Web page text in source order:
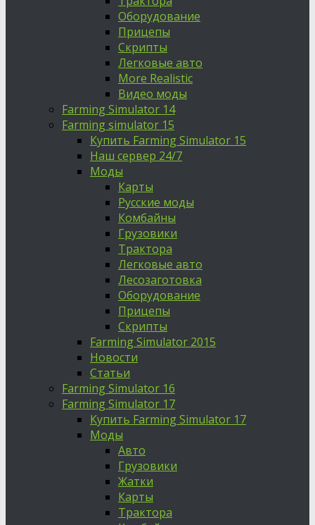
Оборудование
Прицепы
Скрипты
Легковые авто
More Realistic
Видео моды
Farming Simulator 14
Farming simulator 15
Купить Farming Simulator 15
Наш сервер 24/7
Моды
Карты
Русские моды
Комбайны
Грузовики
Трактора
Легковые авто
Лесозаготовка
Оборудование
Прицепы
Скрипты
Farming Simulator 2015
Новости
Статьи
Farming Simulator 16
Farming Simulator 17
Купить Farming Simulator 17
Моды
Авто
Грузовики
Жатки
Карты
Трактора